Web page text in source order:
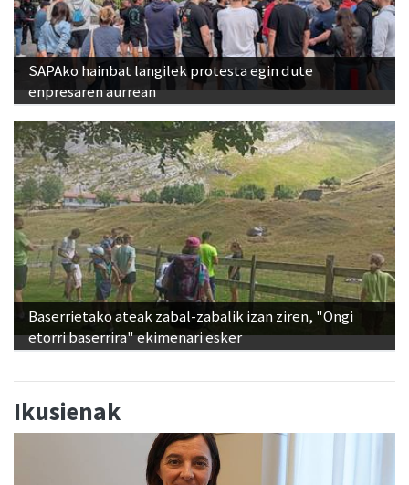
SAPAko hainbat langilek protesta egin dute
enpresaren aurrean
Baserrietako ateak zabal-zabalik izan ziren, "Ongi
etorri baserrira" ekimenari esker
Ikusienak